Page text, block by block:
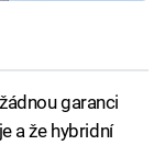
garanci
a že hybridní